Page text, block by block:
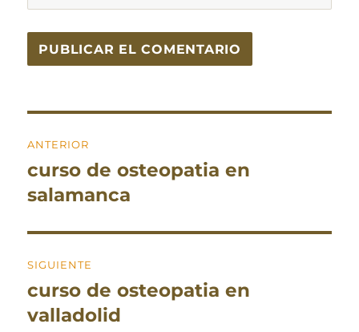
de
entradas
ANTERIOR
Entrada
anterior:
curso de osteopatia en
salamanca
SIGUIENTE
Entrada
siguiente:
curso de osteopatia en
valladolid